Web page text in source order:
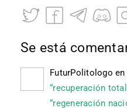
Se está
FuturPolitologo en
“recuperación
“regeneración